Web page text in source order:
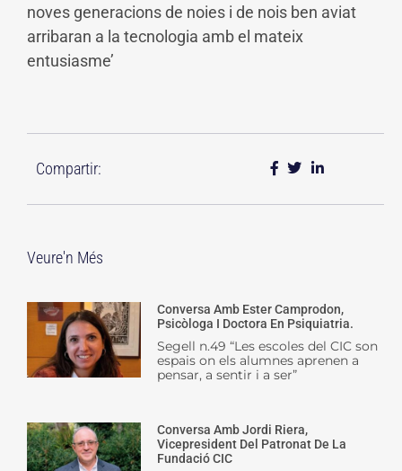
noves generacions de noies i de nois ben aviat
arribaran a la tecnologia amb el mateix
entusiasme’
Compartir:
Veure'n Més
Conversa Amb Ester Camprodon,
Psicòloga I Doctora En Psiquiatria.
Segell n.49 “Les escoles del CIC son
espais on els alumnes aprenen a
pensar, a sentir i a ser”
Conversa Amb Jordi Riera,
Vicepresident Del Patronat De La
Fundació CIC